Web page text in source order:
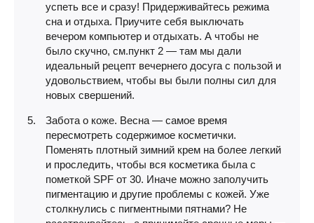
успеть все и сразу! Придерживайтесь режима
сна и отдыха. Приучите себя выключать
вечером компьютер и отдыхать. А чтобы не
было скучно, см.пункт 2 — там мы дали
идеальный рецепт вечернего досуга с пользой и
удовольствием, чтобы вы были полны сил для
новых свершений.
Забота о коже. Весна — самое время
пересмотреть содержимое косметички.
Поменять плотный зимний крем на более легкий
и проследить, чтобы вся косметика была с
пометкой SPF от 30. Иначе можно заполучить
пигментацию и другие проблемы с кожей. Уже
столкнулись с пигментными пятнами? Не